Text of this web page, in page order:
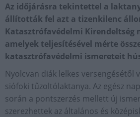
Az időjárásra tekintettel a
állították fel azt a tizenkilenc
Katasztrófavédelmi Kirendeltség
amelyek teljesítésével mérte
katasztrófavédelmi ismereteit
Nyolcvan diák lelkes versengésétől
siófoki tűzoltólaktanya. Az egész
során a pontszerzés mellett új
szerezhettek az általános és